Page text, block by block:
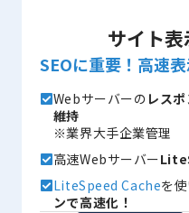
サイト
SEOに重要！高速
Webサーバーの レス
維持
※業界大手企業管理
高速Webサーバー
LiteSpeed Cacheを
ンで高速化！